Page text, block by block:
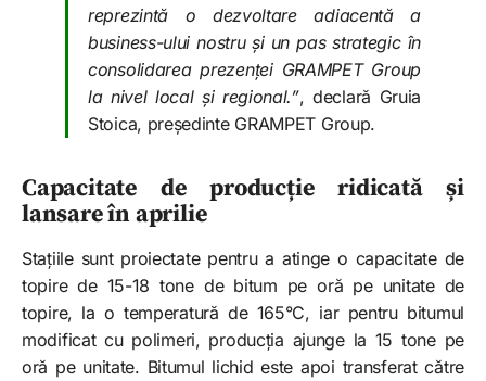
reprezintă o dezvoltare adiacentă a
business-ului nostru și un pas strategic în
consolidarea prezenței GRAMPET Group
la nivel local și regional.”, declară Gruia
Stoica, președinte GRAMPET Group.
Capacitate de producție ridicată și
lansare în aprilie
Stațiile sunt proiectate pentru a atinge o capacitate de
topire de 15-18 tone de bitum pe oră pe unitate de
topire, la o temperatură de 165°C, iar pentru bitumul
modificat cu polimeri, producția ajunge la 15 tone pe
oră pe unitate. Bitumul lichid este apoi transferat către